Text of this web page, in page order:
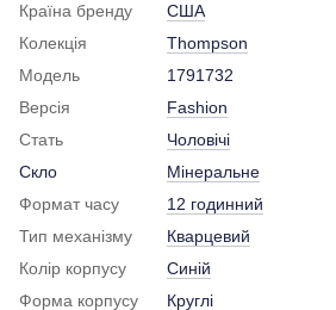
Країна бренду
США
Колекція
Thompson
Модель
1791732
Версія
Fashion
Стать
Чоловічі
Скло
Мінеральне
Формат часу
12 годинний
Тип механізму
Кварцевий
Колір корпусу
Синій
Форма корпусу
Круглі